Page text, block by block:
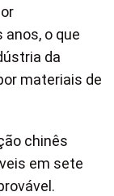
o que
da
materiais de
chinês
em sete